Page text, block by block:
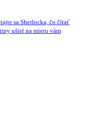
sa Sherlocka, čo čítať
ušité na mieru vám